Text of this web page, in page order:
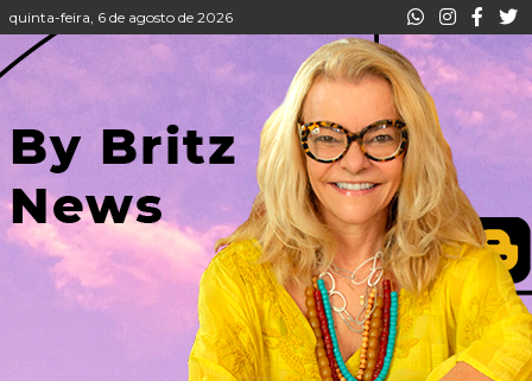
quinta-feira, 6 de agosto de 2026